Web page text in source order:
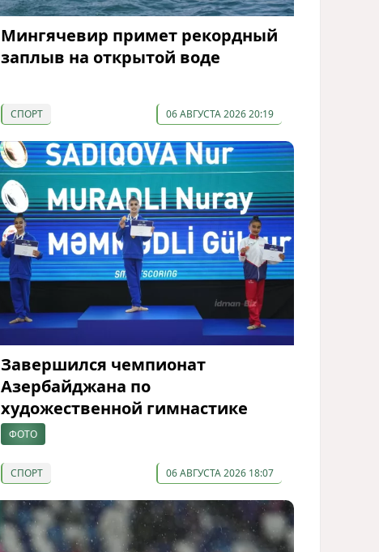
Мингячевир примет рекордный
заплыв на открытой воде
СПОРТ 06 АВГУСТА 2026 20:19
Завершился чемпионат
Азербайджана по
художественной гимнастике
ФОТО
СПОРТ 06 АВГУСТА 2026 18:07